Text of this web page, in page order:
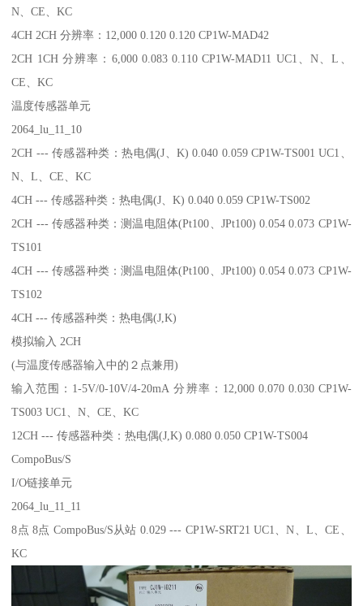
N、CE、KC
4CH 2CH 分辨率：12,000 0.120 0.120 CP1W-MAD42
2CH 1CH 分辨率：6,000 0.083 0.110 CP1W-MAD11 UC1、N、L、
CE、KC
温度传感器单元
2064_lu_11_10
2CH --- 传感器种类：热电偶(J、K) 0.040 0.059 CP1W-TS001 UC1、
N、L、CE、KC
4CH --- 传感器种类：热电偶(J、K) 0.040 0.059 CP1W-TS002
2CH --- 传感器种类：测温电阻体(Pt100、JPt100) 0.054 0.073 CP1W-
TS101
4CH --- 传感器种类：测温电阻体(Pt100、JPt100) 0.054 0.073 CP1W-
TS102
4CH --- 传感器种类：热电偶(J,K)
模拟输入 2CH
(与温度传感器输入中的２点兼用)
输入范围：1-5V/0-10V/4-20mA 分辨率：12,000 0.070 0.030 CP1W-
TS003 UC1、N、CE、KC
12CH --- 传感器种类：热电偶(J,K) 0.080 0.050 CP1W-TS004
CompoBus/S
I/O链接单元
2064_lu_11_11
8点 8点 CompoBus/S从站 0.029 --- CP1W-SRT21 UC1、N、L、CE、
KC